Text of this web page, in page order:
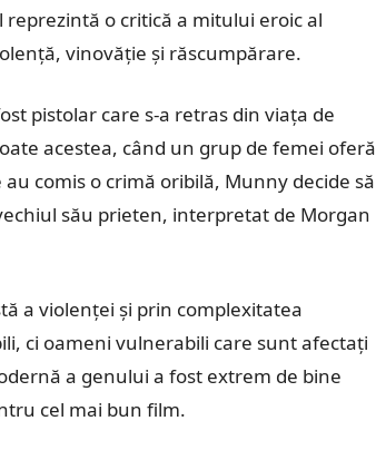
reprezintă o critică a mitului eroic al
vinovăție și răscumpărare.
pistolar care s-a retras din viața de
acestea, când un grup de femei oferă
comis o crimă oribilă, Munny decide să
său prieten, interpretat de Morgan
a violenței și prin complexitatea
ci oameni vulnerabili care sunt afectați
a genului a fost extrem de bine
cel mai bun film.